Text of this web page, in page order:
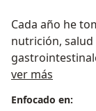
Cada año he
nutrición,
enfermedades
ver más
Enfocado en: